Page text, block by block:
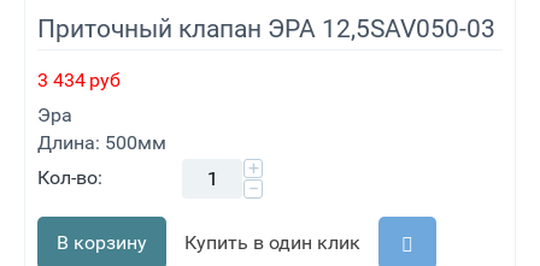
Приточный клапан ЭРА 12,5SAV050-03
3 434 руб
Эра
Длина: 500мм
Кол-во:
+
−
В корзину Купить в один клик